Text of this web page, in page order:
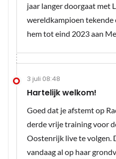
jaar langer doorgaat met
wereldkampioen
hem tot eind 2023 aan
3 juli 08:48
Hartelijk welkom!
Goed dat je afstemt op
derde vrije training voor
Oostenrijk live te volgen.
vandaag al op haar